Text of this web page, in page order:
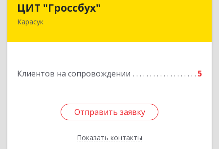
ЦИТ "Гроссбух"
Карасук
Клиентов на сопровождении 5
Отправить заявку
Показать контакты
632861, Новосибирская обл, Карасукский р-н,
Отправить заявку
Назад